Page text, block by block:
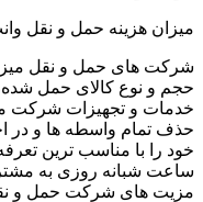
میزان هزینه حمل و نقل
شرکت های حمل و نقل
حجم و نوع کالای حمل
خدمات و تجهیزات شرکت
حذف تمام واسطه ها و در
ساعت شبانه روزی به
مزیت های شرکت حمل و